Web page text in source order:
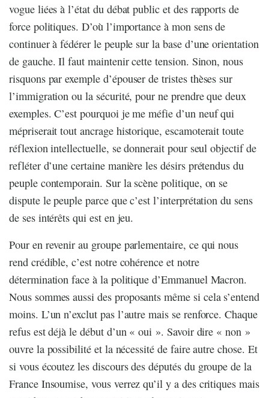
vogue liées à l’état du débat public et des rapports de
force politiques. D’où l’importance à mon sens de
continuer à fédérer le peuple sur la base d’une orientation
de gauche. Il faut maintenir cette tension. Sinon, nous
risquons par exemple d’épouser de tristes thèses sur
l’immigration ou la sécurité, pour ne prendre que deux
exemples. C’est pourquoi je me méfie d’un neuf qui
mépriserait tout ancrage historique, escamoterait toute
réflexion intellectuelle, se donnerait pour seul objectif de
refléter d’une certaine manière les désirs prétendus du
peuple contemporain. Sur la scène politique, on se
dispute le peuple parce que c’est l’interprétation du sens
de ses intérêts qui est en jeu.
Pour en revenir au groupe parlementaire, ce qui nous
rend crédible, c’est notre cohérence et notre
détermination face à la politique d’Emmanuel Macron.
Nous sommes aussi des proposants même si cela s’entend
moins. L’un n’exclut pas l’autre mais se renforce. Chaque
refus est déjà le début d’un « oui ». Savoir dire « non »
ouvre la possibilité et la nécessité de faire autre chose. Et
si vous écoutez les discours des députés du groupe de la
France Insoumise, vous verrez qu’il y a des critiques mais